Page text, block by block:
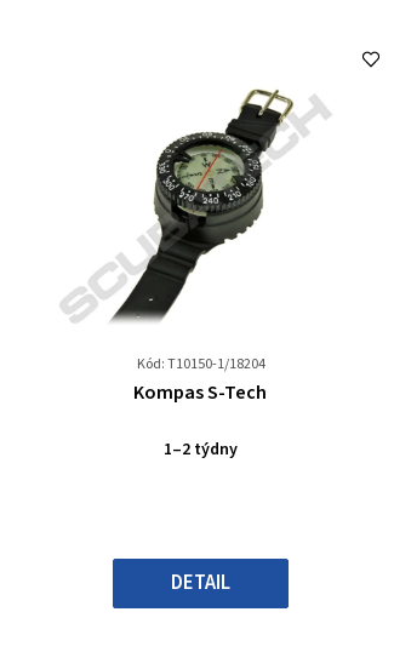
Kód: T10150-1/18204
Průměrné
produktu
5
hvězdiček.
Kompas S-Tech
1–2 týdny
DETAIL